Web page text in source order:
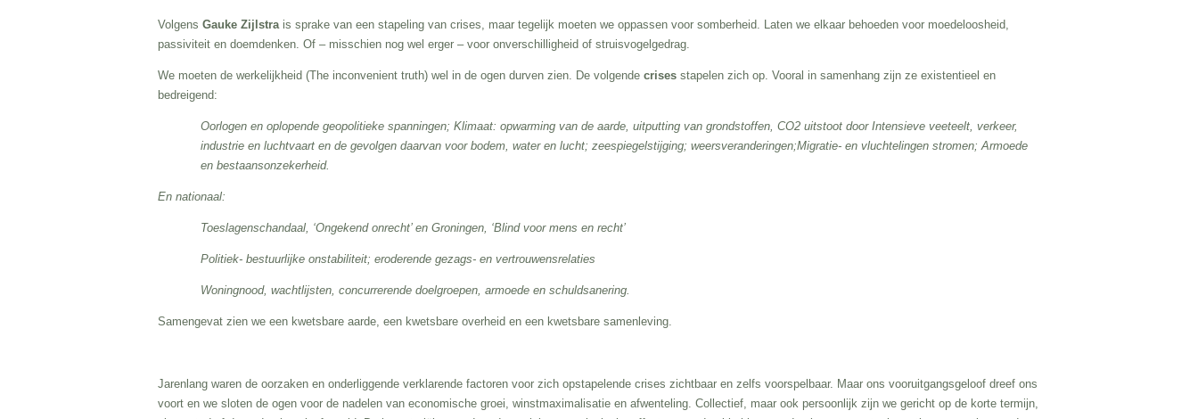
Volgens Gauke Zijlstrais sprake van een stapeling van crises, maar tegelijk moeten we oppassen voor somberheid. Laten we elkaar behoeden voor moedeloosheid,
passiviteit en doemdenken. Of – misschien nog wel erger – voor onverschilligheid of struisvogelgedrag.
We moeten de werkelijkheid (The inconvenient truth) wel in de ogen durven zien. De volgende crises stapelen zich op. Vooral in samenhang zijn ze existentieel en
bedreigend:
Oorlogen en oplopende geopolitieke spanningen; Klimaat: opwarming van de aarde, uitputting van grondstoffen, CO2 uitstoot door Intensieve veeteelt, verkeer,
industrie en luchtvaart en de gevolgen daarvan voor bodem, water en lucht; zeespiegelstijging; weersveranderingen;Migratie- en vluchtelingen stromen; Armoede
en bestaansonzekerheid.
En nationaal:
Toeslagenschandaal, ‘Ongekend onrecht’ en Groningen, ‘Blind voor mens en recht’
Politiek- bestuurlijke onstabiliteit; eroderende gezags- en vertrouwensrelaties
Woningnood, wachtlijsten, concurrerende doelgroepen, armoede en schuldsanering.
Samengevat zien we een kwetsbare aarde, een kwetsbare overheid en een kwetsbare samenleving.
Jarenlang waren de oorzaken en onderliggende verklarende factoren voor zich opstapelende crises zichtbaar en zelfs voorspelbaar. Maar ons vooruitgangsgeloof dreef ons
voort en we sloten de ogen voor de nadelen van economische groei, winstmaximalisatie en afwenteling. Collectief, maar ook persoonlijk zijn we gericht op de korte termijn,